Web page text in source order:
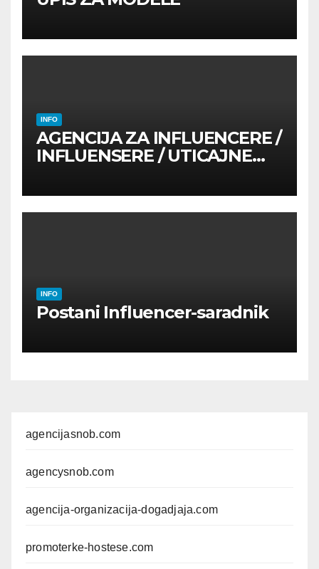
INFO
AGENCIJA ZA INFLUENCERE /
INFLUENSERE / UTICAJNE
INFO
Postani Influencer-saradnik
agencijasnob.com
agencysnob.com
agencija-organizacija-dogadjaja.com
promoterke-hostese.com